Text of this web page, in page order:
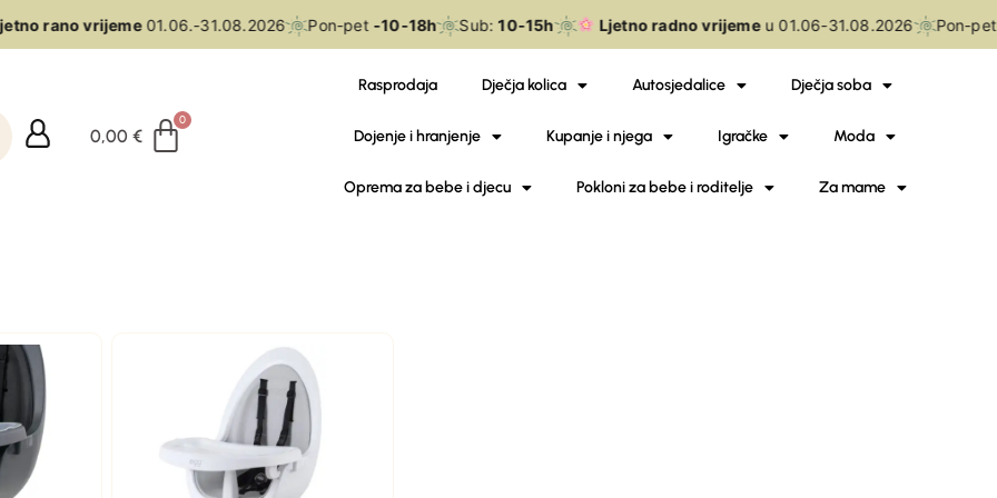
rano vrijeme01.06.-31.08.2026 Pon-pet-10-18h Sub:10-15h Ljetno radno vrijemeu 01.06-31.08.2026 Pon-pet
0,00€
Rasprodaja Dječja kolica Autosjedalice Dječja soba
Dojenje i hranjenje Kupanje i njega Igračke Moda
Oprema za bebe i djecu Pokloni za bebe i roditelje Za mame